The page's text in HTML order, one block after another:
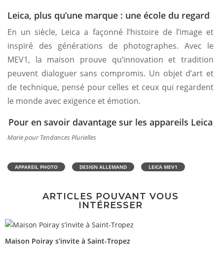
Leica, plus qu’une marque : une école du regard
En un siècle, Leica a façonné l’histoire de l’image et
inspiré des générations de photographes. Avec le
MEV1, la maison prouve qu’innovation et tradition
peuvent dialoguer sans compromis. Un objet d’art et
de technique, pensé pour celles et ceux qui regardent
le monde avec exigence et émotion.
Pour en savoir davantage sur les appareils Leica
Marie pour Tendances Plurielles
APPAREIL PHOTO DESIGN ALLEMAND LEICA MEV1
ARTICLES POUVANT VOUS
INTÉRESSER
Maison Poiray s’invite à Saint-Tropez